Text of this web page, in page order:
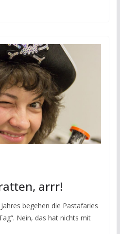
arrr!
begehen die Pastafaries
Nein, das hat nichts mit